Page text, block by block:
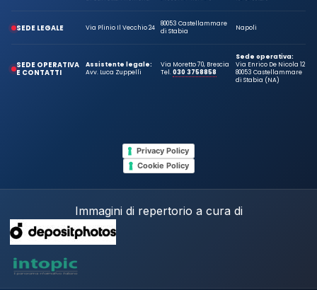
SEDE LEGALE Via Plinio Il Vecchio 24
80053 Castellammare
di Stabia
Napoli
SEDE OPERATIVA
E CONTATTI
Assistente legale:
Avv. Luca Zuppelli
Via Moretto 70, Brescia
Tel.030 3758858
Sede operativa:
Via Enrico De Nicola 12
80053 Castellammare
di Stabia (NA)
Privacy Policy
Cookie Policy
Immagini di repertorio a cura di